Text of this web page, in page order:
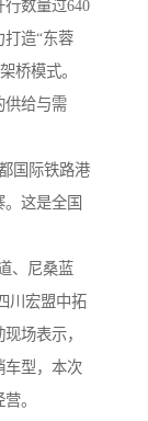
数量过640
造“东蓉
桥模式。
供给与需
国际铁路港
这是全国
、尼桑蓝
川宏盟中拓
场表示，
车型，本次
。